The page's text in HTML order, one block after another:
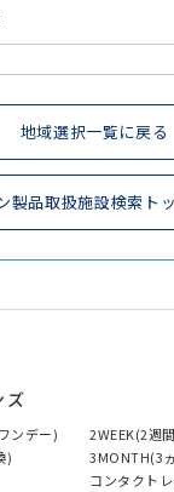
地域選択一覧に戻る
製品取扱施設検索ト
ズ
ンデー)
2WEEK(2週
)
3MONTH(3
コンタクト